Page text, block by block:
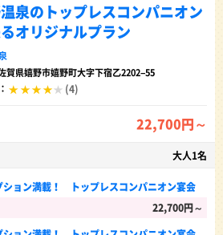
泉のトップレスコンパニオン
オリジナルプラン
賀県嬉野市嬉野町大字下宿乙2202−55
(4)
22,700円～
大人1名
ション満載！ トップレスコンパニオン宴会
22,700円～